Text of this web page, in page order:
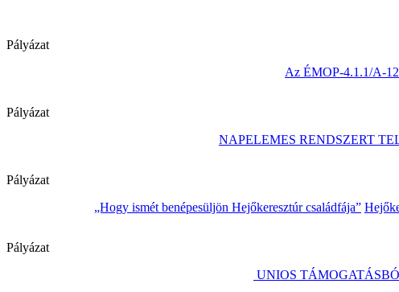
Pályázat
Az ÉMOP-4.1.1/A-12
Pályázat
NAPELEMES RENDSZERT
Pályázat
„Hogy ismét benépesüljön Hejőkeresztúr családfája”
Pályázat
UNIOS